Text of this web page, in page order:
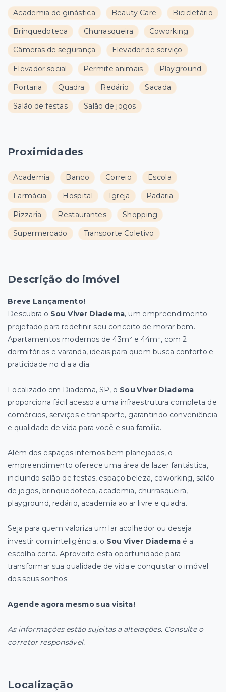
Academia de ginástica Beauty Care Bicicletário
Brinquedoteca Churrasqueira Coworking
Câmeras de segurança Elevador de serviço
Elevador social Permite animais Playground
Portaria Quadra Redário Sacada
Salão de festas Salão de jogos
Proximidades
Academia Banco Correio Escola
Farmácia Hospital Igreja Padaria
Pizzaria Restaurantes Shopping
Supermercado Transporte Coletivo
Descrição do imóvel
Breve Lançamento!
Descubra o Sou Viver Diadema, um empreendimento
projetado para redefinir seu conceito de morar bem.
Apartamentos modernos de 43m² e 44m², com 2
dormitórios e varanda, ideais para quem busca conforto e
praticidade no dia a dia.
Localizado em Diadema, SP, o Sou Viver Diadema
proporciona fácil acesso a uma infraestrutura completa de
comércios, serviços e transporte, garantindo conveniência
e qualidade de vida para você e sua família.
Além dos espaços internos bem planejados, o
empreendimento oferece uma área de lazer fantástica,
incluindo salão de festas, espaço beleza, coworking, salão
de jogos, brinquedoteca, academia, churrasqueira,
playground, redário, academia ao ar livre e quadra.
Seja para quem valoriza um lar acolhedor ou deseja
investir com inteligência, o Sou Viver Diadema é a
escolha certa. Aproveite esta oportunidade para
transformar sua qualidade de vida e conquistar o imóvel
dos seus sonhos.
Agende agora mesmo sua visita!
As informações estão sujeitas a alterações. Consulte o
corretor responsável.
Localização